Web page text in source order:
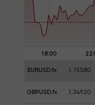
EURUSD.fx 1.15580
GBPUSD.fx 1.34920